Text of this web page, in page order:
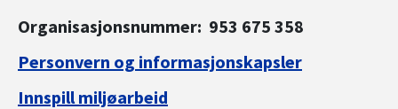
Organisasjonsnummer: 953 675 358
Personvern og informasjonskapsler
Innspill miljøarbeid